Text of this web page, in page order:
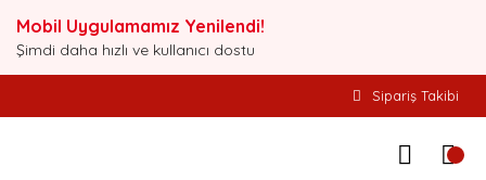
Mobil Uygulamamız Yenilendi!
Şimdi daha hızlı ve kullanıcı dostu
Sipariş Takibi